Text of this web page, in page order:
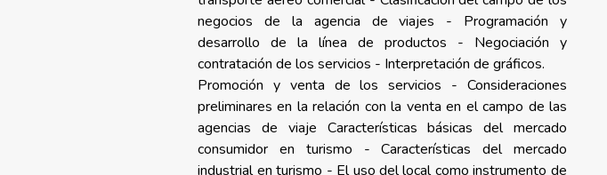
negocios de la agencia de viajes - Programación y
desarrollo de la línea de productos - Negociación y
contratación de los servicios - Interpretación de gráficos.
Promoción y venta de los servicios - Consideraciones
preliminares en la relación con la venta en el campo de las
agencias de viaje Características básicas del mercado
consumidor en turismo - Características del mercado
industrial en turismo - El uso del local como instrumento de